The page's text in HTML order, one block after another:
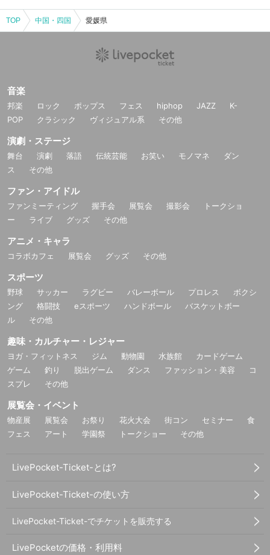
TOP 中国・四国 愛媛県
音楽
邦楽 ロック ポップス フェス hiphop JAZZ
K-
POP
クラシック ヴィジュアル系 その他
演劇・ステージ
舞台 演劇 落語 伝統芸能 お笑い モノマネ
ダン
ス
その他
ファン・アイドル
ファンミーティング 握手会 展覧会 撮影会
トークショ
ー
ライブ グッズ その他
アニメ・キャラ
コラボカフェ 展覧会 グッズ その他
スポーツ
野球 サッカー ラグビー バレーボール プロレス
ボクシ
ング
格闘技 eスポーツ ハンドボール
バスケットボー
ル
その他
趣味・カルチャー・レジャー
ヨガ・フィットネス ジム 動物園 水族館
カードゲーム
ゲーム
釣り 脱出ゲーム ダンス ファッション・美容
コ
スプレ
その他
展覧会・イベント
物産展 展覧会 お祭り 花火大会 街コン セミナー
食
フェス
アート 学園祭 トークショー その他
LivePocket-Ticket-とは?
LivePocket-Ticket-の使い方
LivePocket-Ticket-でチケットを販売する
LivePocketの価格・利用料